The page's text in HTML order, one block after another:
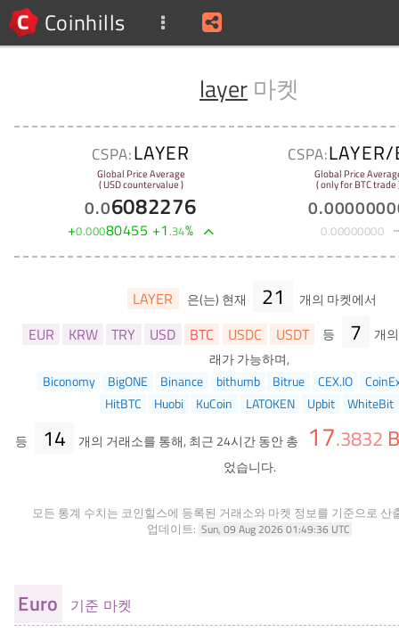
Coinhills
layer 마켓
CSPA:LAYER
Global Price Average
( USD countervalue )
0.06082276
+0.00080455 +1.34%
CSPA:LAYER/
Global Price
( only for BTC trade
0.
0.00000000
LAYER 은(는) 현재 21 개의 마켓에서
EUR KRW TRY USD BTC USDC USDT 등 7
개
래가 가능하며,
Biconomy
BigONE Binance bithumb Bitrue CEX.IO
HitBTC
Huobi KuCoin LATOKEN Upbit
WhiteBit
등
14 개의 거래소를 통해, 최근 24시간 동안 총 17.3832
었습니다.
모든 통계 수치는 코인힐스에 등록된 거래소와 마켓 정보를 기준으로 산
업데이트: Sun, 09 Aug 2026 01:49:36 UTC
Euro 기준 마켓